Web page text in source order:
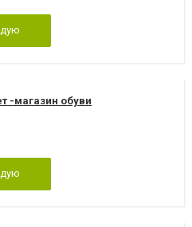
-магазин обуви